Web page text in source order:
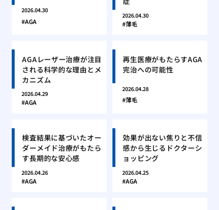
2026.04.30
AGA
2026.04.30
薄毛
AGAレーザー治療が注目
される科学的な理由とメ
カニズム
2026.04.29
AGA
再生医療がもたらすAGA
完治への可能性
2026.04.28
薄毛
検査結果に基づいたオー
ダーメイド治療がもたら
す長期的な安心感
2026.04.26
AGA
効果が出ない焦りと不信
感から生じるドクターシ
ョッピング
2026.04.25
AGA